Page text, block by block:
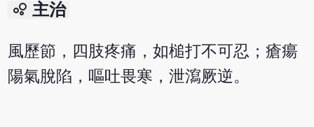
bubble_chart 主治
風歷節，四肢疼痛，如槌打不可忍；瘡瘍
陽氣脫陷，嘔吐畏寒，泄瀉厥逆。